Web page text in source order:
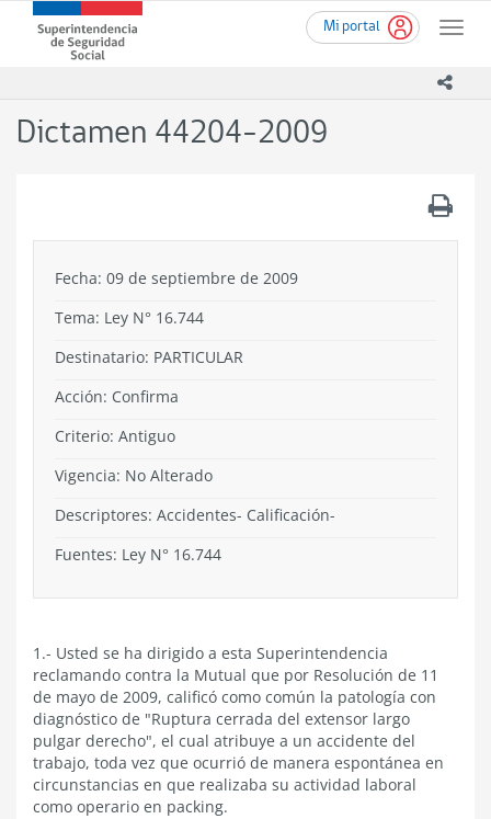
contenido
Mi portal
Toggle
Superintendencia
de
-
Dictamen 44204-2009
Fecha: 09 de septiembre de 2009
Tema: Ley N° 16.744
Destinatario: PARTICULAR
Acción: Confirma
Criterio: Antiguo
Vigencia: No Alterado
Descriptores: Accidentes- Calificación-
Fuentes: Ley N° 16.744
1.- Usted se ha dirigido a esta Superintendencia
reclamando contra la Mutual que por Resolución de 11
de mayo de 2009, calificó como común la patología con
diagnóstico de "Ruptura cerrada del extensor largo
pulgar derecho", el cual atribuye a un accidente del
trabajo, toda vez que ocurrió de manera espontánea en
circunstancias en que realizaba su actividad laboral
como operario en packing.